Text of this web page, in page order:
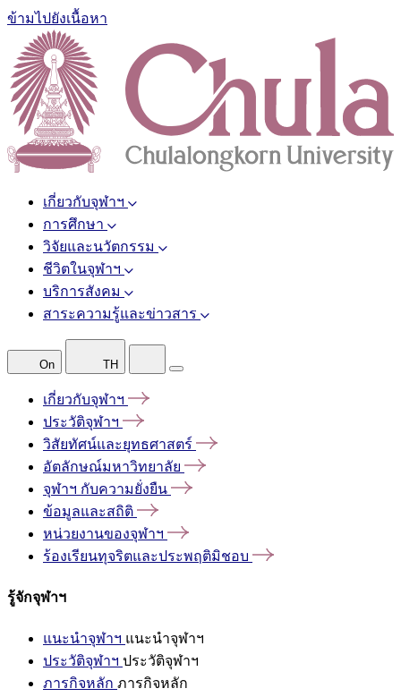
ข้ามไปยังเนื้อหา
เกี่ยวกับจุฬาฯ
การศึกษา
วิจัยและนวัตกรรม
ชีวิตในจุฬาฯ
บริการสังคม
สาระความรู้และข่าวสาร
On TH
เกี่ยวกับจุฬาฯ
ประวัติจุฬาฯ
วิสัยทัศน์และยุทธศาสตร์
อัตลักษณ์มหาวิทยาลัย
จุฬาฯ กับความยั่งยืน
ข้อมูลและสถิติ
หน่วยงานของจุฬาฯ
ร้องเรียนทุจริตและประพฤติมิชอบ
รู้จักจุฬาฯ
แนะนำจุฬาฯ แนะนำจุฬาฯ
ประวัติจุฬาฯ ประวัติจุฬาฯ
ภารกิจหลัก ภารกิจหลัก